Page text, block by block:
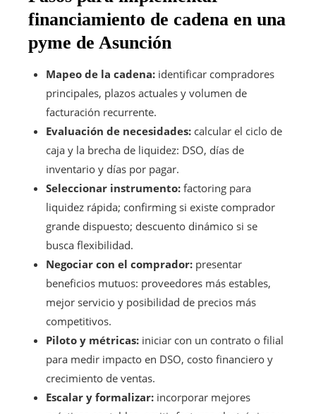
financiamiento de cadena en una
pyme de Asunción
Mapeo de la cadena: identificar compradores
principales, plazos actuales y volumen de
facturación recurrente.
Evaluación de necesidades: calcular el ciclo de
caja y la brecha de liquidez: DSO, días de
inventario y días por pagar.
Seleccionar instrumento: factoring para
liquidez rápida; confirming si existe comprador
grande dispuesto; descuento dinámico si se
busca flexibilidad.
Negociar con el comprador: presentar
beneficios mutuos: proveedores más estables,
mejor servicio y posibilidad de precios más
competitivos.
Piloto y métricas: iniciar con un contrato o filial
para medir impacto en DSO, costo financiero y
crecimiento de ventas.
Escalar y formalizar: incorporar mejores